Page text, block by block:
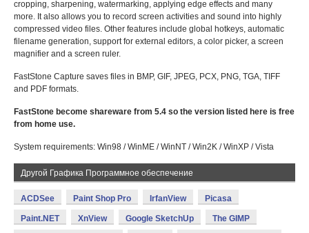
cropping, sharpening, watermarking, applying edge effects and many
more. It also allows you to record screen activities and sound into highly
compressed video files. Other features include global hotkeys, automatic
filename generation, support for external editors, a color picker, a screen
magnifier and a screen ruler.
FastStone Capture saves files in BMP, GIF, JPEG, PCX, PNG, TGA, TIFF
and PDF formats.
FastStone become shareware from 5.4 so the version listed here is free
from home use.
System requirements: Win98 / WinME / WinNT / Win2K / WinXP / Vista
Другой Графика Программное обеспечение
ACDSee Paint Shop Pro IrfanView Picasa
Paint.NET XnView Google SketchUp The GIMP